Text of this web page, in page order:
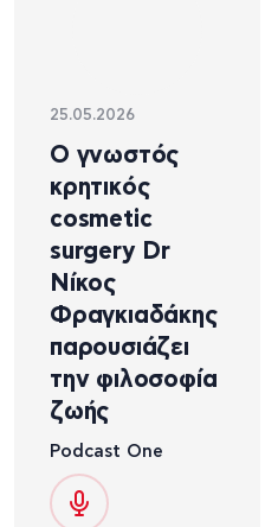
25.05.2026
Ο γνωστός
κρητικός
cosmetic
surgery Dr
Νίκος
Φραγκιαδάκης
παρουσιάζει
την φιλοσοφία
ζωής
Podcast One